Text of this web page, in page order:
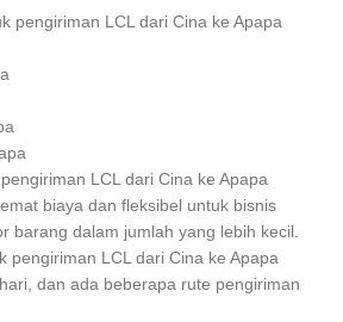
pengiriman LCL dari Cina ke Apapa
LCL dari Cina ke Apapa
biaya dan fleksibel untuk bisnis
barang dalam jumlah yang lebih kecil.
pengiriman LCL dari Cina ke Apapa
dan ada beberapa rute pengiriman